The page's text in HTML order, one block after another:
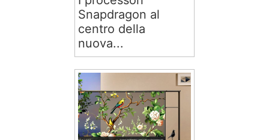
Snapdragon al
centro della
nuova...